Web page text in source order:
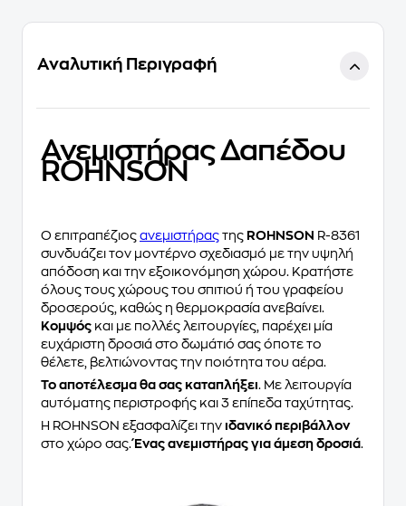
Αναλυτική Περιγραφή
Ανεμιστήρας Δαπέδου
ROHNSON
Ο επιτραπέζιος ανεμιστήρας της ROHNSON R-8361
συνδυάζει τον μοντέρνο σχεδιασμό με την υψηλή
απόδοση και την εξοικονόμηση χώρου. Κρατήστε
όλους τους χώρους του σπιτιού ή του γραφείου
δροσερούς, καθώς η θερμοκρασία ανεβαίνει.
Κομψός και με πολλές λειτουργίες, παρέχει μία
ευχάριστη δροσιά στο δωμάτιό σας όποτε το
θέλετε, βελτιώνοντας την ποιότητα του αέρα.
Το αποτέλεσμα θα σας καταπλήξει. Με λειτουργία
αυτόματης περιστροφής και 3 επίπεδα ταχύτητας.
H ROHNSON εξασφαλίζει την ιδανικό περιβάλλον
στο χώρο σας.Ένας ανεμιστήρας για άμεση δροσιά.